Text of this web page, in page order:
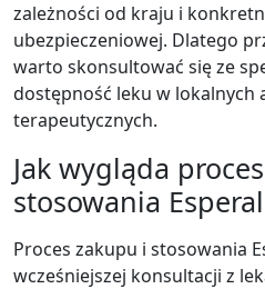
zależności od kraju i
ubezpieczeniowej. Dlatego
warto skonsultować się ze
dostępność leku w lokalnych
terapeutycznych.
Jak wygląda
stosowania
Proces zakupu i stosowania
wcześniejszej konsultacji z